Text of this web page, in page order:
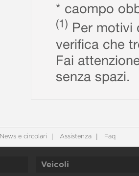
* caompo
(1) Per motivi
verifica che
Fai
senza spazi.
News e circolari Assistenza Faq
Veicoli